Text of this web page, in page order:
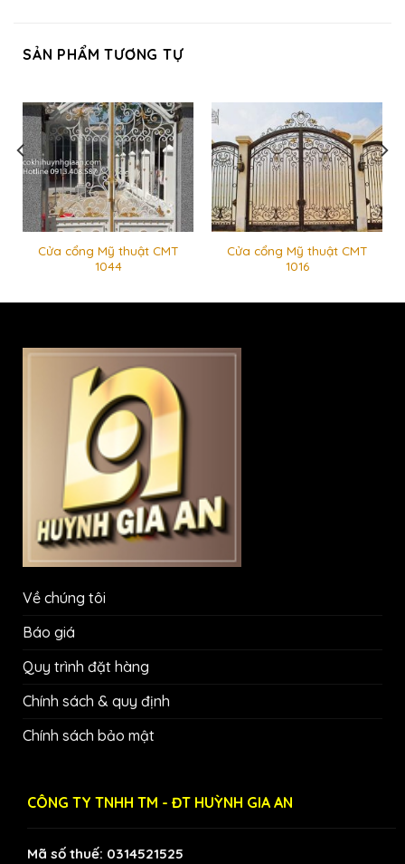
SẢN PHẨM TƯƠNG TỰ
Cửa cổng Mỹ thuật CMT
1044
Cửa cổng Mỹ thuật CMT
1016
Về chúng tôi
Báo giá
Quy trình đặt hàng
Chính sách & quy định
Chính sách bảo mật
CÔNG TY TNHH TM - ĐT HUỲNH GIA AN
Mã số thuế: 0314521525